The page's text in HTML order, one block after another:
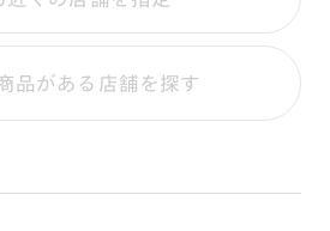
ル：サスティナブル素材
ー
品がある店舗を探す